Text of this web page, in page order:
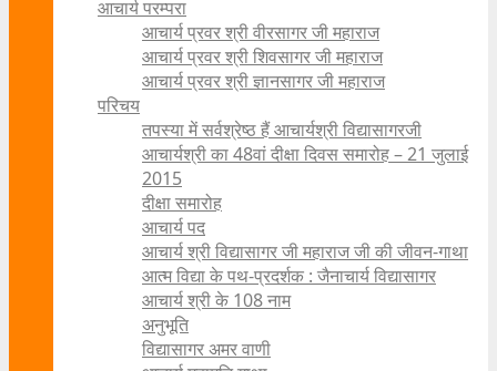
आचार्य परम्परा
आचार्य प्रवर श्री वीरसागर जी महाराज
आचार्य प्रवर श्री शिवसागर जी महाराज
आचार्य प्रवर श्री ज्ञानसागर जी महाराज
परिचय
तपस्या में सर्वश्रेष्ठ हैं आचार्यश्री विद्यासागरजी
आचार्यश्री का 48वां दीक्षा दिवस समारोह – 21 जुलाई
2015
दीक्षा समारोह
आचार्य पद
आचार्य श्री विद्यासागर जी महाराज जी की जीवन-गाथा
आत्म विद्या के पथ-प्रदर्शक : जैनाचार्य विद्यासागर
आचार्य श्री के 108 नाम
अनुभूति
विद्यासागर अमर वाणी